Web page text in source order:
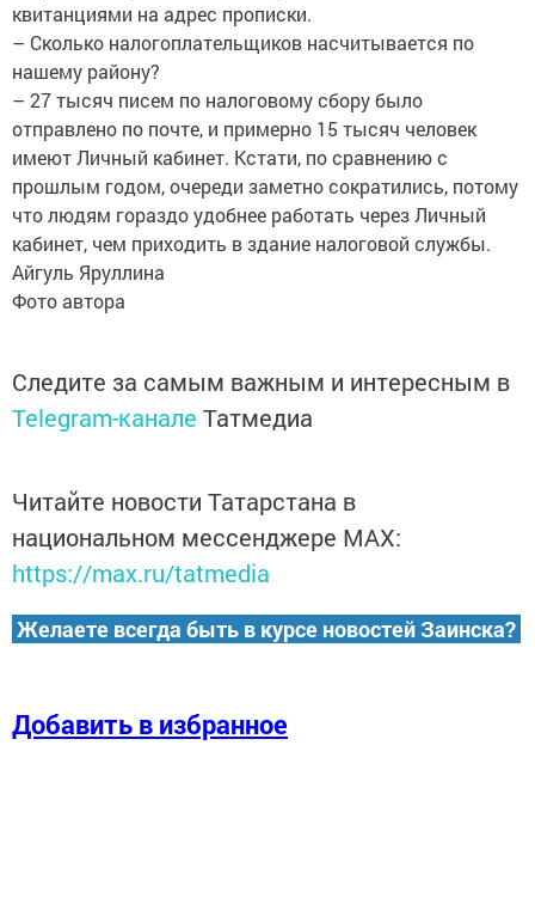
квитанциями на адрес прописки.
– Сколько налогоплательщиков насчитывается по
нашему району?
– 27 тысяч писем по налоговому сбору было
отправлено по почте, и примерно 15 тысяч человек
имеют Личный кабинет. Кстати, по сравнению с
прошлым годом, очереди заметно сократились, потому
что людям гораздо удобнее работать через Личный
кабинет, чем приходить в здание налоговой службы.
Айгуль Яруллина
Фото автора
Следите за самым важным и интересным в
Telegram-канале Татмедиа
Читайте новости Татарстана в
национальном мессенджере MАХ:
https://max.ru/tatmedia
Желаете всегда быть в курсе новостей Заинска?
Добавить в избранное